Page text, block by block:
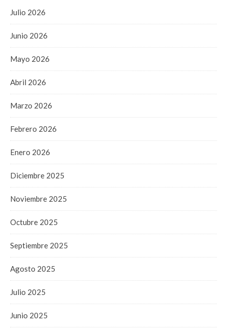
Julio 2026
Junio 2026
Mayo 2026
Abril 2026
Marzo 2026
Febrero 2026
Enero 2026
Diciembre 2025
Noviembre 2025
Octubre 2025
Septiembre 2025
Agosto 2025
Julio 2025
Junio 2025